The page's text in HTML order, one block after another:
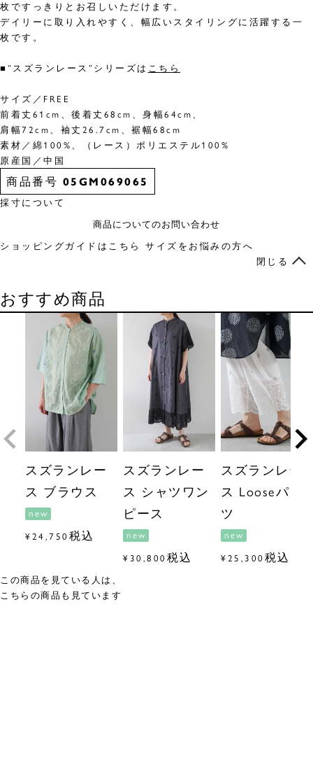
枚ですっきりとお召しいただけます。
デイリーに取り入れやすく、幅広いスタイリングに活躍する一
枚です。
■”スズランレース”シリーズは こちら
サイズ／FREE
前着丈61cm、後着丈68cm、身幅64cm、
肩幅72cm、袖丈26.7cm、裾幅68cm
素材／綿100%、（レース）ポリエステル100%
原産国／中国
商品番号 05GM069065
採寸について
商品についてのお問い合わせ
ショッピングガイドはこちら サイズをお悩みの方へ
閉じる
おすすめ商品
スズランレー
ス ブラウス
new
¥24,750 税込
スズランレー
ス シャツワン
ピース
new
¥ 30,800 税込
スズランレー
ス Looseパン
ツ
new
¥25,300 税込
この商品を見ている人は、
こちらの商品も見ています